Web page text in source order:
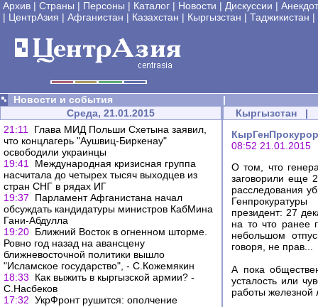
Архив | Страны | Персоны | Каталог | Новости | Дискуссии |
| ЦентрАзия | Афганистан | Казахстан | Кыргызстан | Таджикистан |
Новости и события
|
Среда, 21.01.2015
21:11
Глава МИД Польши Схетына заявил,
что концлагерь "Аушвиц-Биркенау"
освободили украинцы
19:41
Международная кризисная группа
насчитала до четырех тысяч выходцев из
стран СНГ в рядах ИГ
19:37
Парламент Афганистана начал
обсуждать кандидатуры министров КабМина
Гани-Абдулла
19:20 Ближний Восток в огненном шторме.
Ровно год назад на авансцену
ближневосточной политики вышло
"Исламское государство", - С.Кожемякин
18:33
Как выжить в кыргызской армии? -
С.Насбеков
17:32 УкрФронт рушится: ополчение
Кыргызстан |
08:52 21.01.2015
О том, что
заговорили еще
расследования
президент: 27
на то что ранее
небольшом
говоря, не прав...
А пока
усталость или
работы железной